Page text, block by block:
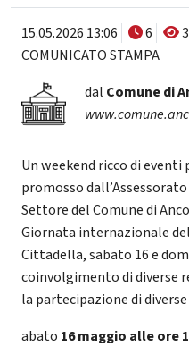
15.05.2026 13:06 6
COMUNICATO STAMPA
dal Comune di
Un weekend ricco di
promosso
Settore del Comune di
Giornata internazionale
Cittadella, sabato 16 e
coinvolgimento di diverse
la partecipazione di
abato 16 maggio alle ore